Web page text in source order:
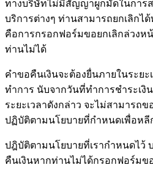
ทางบริษัทไม่มีสัญญาผูกมัดในการ
บริการต่างๆ ท่านสามารถยกเลิกไ
คือการกรอกฟอร์มขอยกเลิกล่วงห
ท่านไม่ได้
คำขอคืนเงินจะต้องยื่นภายในระยะ
ทำการ นับจากวันที่ทำการชำระเ
ระยะเวลาดังกล่าว จะไม่สามารถ
ปฏิบัติตามนโยบายที่กำหนดเพื่อหลี
ปฎิบัติตามนโยบายที่เรากําหนดไว้
คืนเงินหากท่านไม่ได้กรอกฟอร์มข